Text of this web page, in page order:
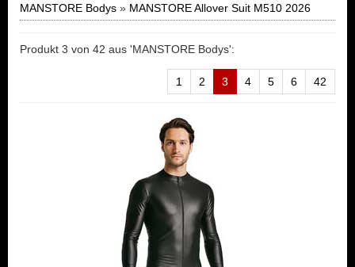
MANSTORE Bodys » MANSTORE Allover Suit M510 2026
Produkt 3 von 42 aus 'MANSTORE Bodys':
1 2 3 4 5 6 42